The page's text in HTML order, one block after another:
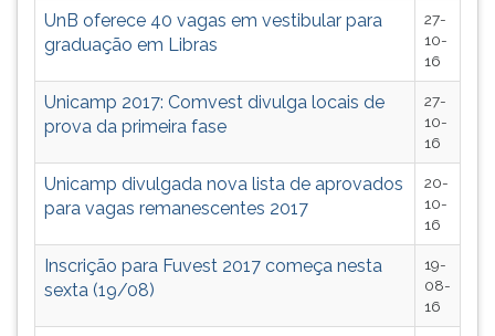
UnB oferece 40 vagas em vestibular para
graduação em Libras
27-
10-
16
Unicamp 2017: Comvest divulga locais de
prova da primeira fase
27-
10-
16
Unicamp divulgada nova lista de aprovados
para vagas remanescentes 2017
20-
10-
16
Inscrição para Fuvest 2017 começa nesta
sexta (19/08)
19-
08-
16